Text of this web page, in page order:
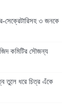
সেক্রেটারিসহ ৩ জনকে
কমিটির সৌজন্য
তুলে ধরে চিত্র এঁকে